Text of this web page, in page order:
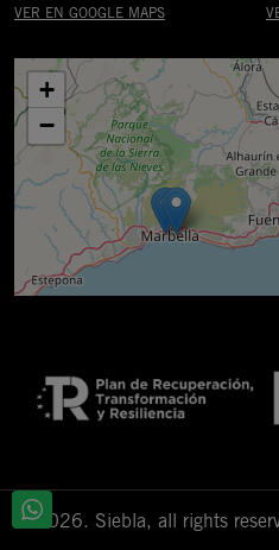
VER EN GOOGLE MAPS
+
−
© 2026. Siebla, all rights